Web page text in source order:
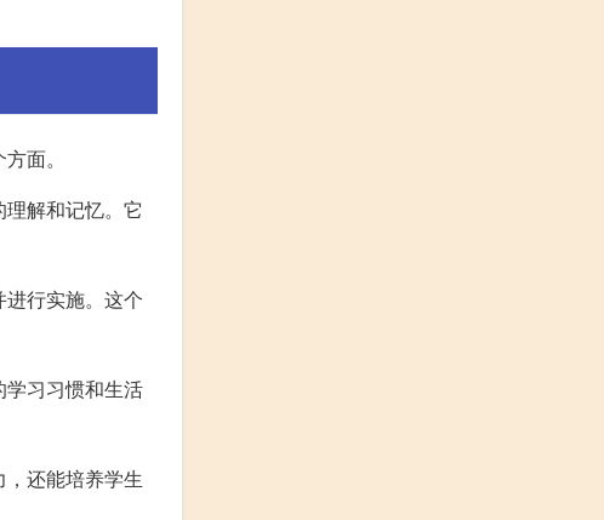
面。
解和记忆。它
行实施。这个
习习惯和生活
还能培养学生